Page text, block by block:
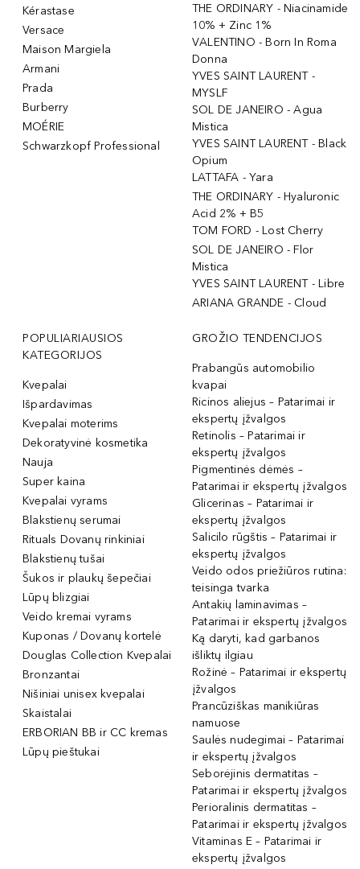
Kérastase
Versace
Maison Margiela
Armani
Prada
Burberry
MOÉRIE
Schwarzkopf Professional
THE ORDINARY - Niacinamide
10% + Zinc 1%
VALENTINO - Born In Roma
Donna
YVES SAINT LAURENT -
MYSLF
SOL DE JANEIRO - Agua
Mistica
YVES SAINT LAURENT - Black
Opium
LATTAFA - Yara
THE ORDINARY - Hyaluronic
Acid 2% + B5
TOM FORD - Lost Cherry
SOL DE JANEIRO - Flor
Mistica
YVES SAINT LAURENT - Libre
ARIANA GRANDE - Cloud
POPULIARIAUSIOS
KATEGORIJOS
Kvepalai
Išpardavimas
Kvepalai moterims
Dekoratyvinė kosmetika
Nauja
Super kaina
Kvepalai vyrams
Blakstienų serumai
Rituals Dovanų rinkiniai
Blakstienų tušai
Šukos ir plaukų šepečiai
Lūpų blizgiai
Veido kremai vyrams
Kuponas / Dovanų kortelė
Douglas Collection Kvepalai
Bronzantai
Nišiniai unisex kvepalai
Skaistalai
ERBORIAN BB ir CC kremas
Lūpų pieštukai
GROŽIO TENDENCIJOS
Prabangūs automobilio
kvapai
Ricinos aliejus – Patarimai ir
ekspertų įžvalgos
Retinolis – Patarimai ir
ekspertų įžvalgos
Pigmentinės dėmės –
Patarimai ir ekspertų įžvalgos
Glicerinas – Patarimai ir
ekspertų įžvalgos
Salicilo rūgštis – Patarimai ir
ekspertų įžvalgos
Veido odos priežiūros rutina:
teisinga tvarka
Antakių laminavimas –
Patarimai ir ekspertų įžvalgos
Ką daryti, kad garbanos
išliktų ilgiau
Rožinė – Patarimai ir ekspertų
įžvalgos
Prancūziškas manikiūras
namuose
Saulės nudegimai – Patarimai
ir ekspertų įžvalgos
Seborėjinis dermatitas –
Patarimai ir ekspertų įžvalgos
Perioralinis dermatitas –
Patarimai ir ekspertų įžvalgos
Vitaminas E – Patarimai ir
ekspertų įžvalgos